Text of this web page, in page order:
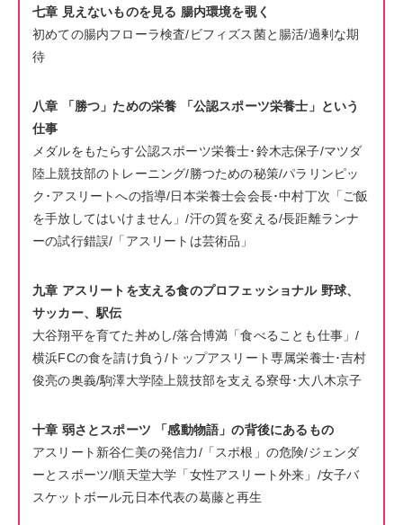
七章 見えないものを見る 腸内環境を覗く
初めての腸内フローラ検査/ビフィズス菌と腸活/過剰な期
待
八章 「勝つ」ための栄養 「公認スポーツ栄養士」という
仕事
メダルをもたらす公認スポーツ栄養士･鈴木志保子/マツダ
陸上競技部のトレーニング/勝つための秘策/パラリンピッ
ク･アスリートへの指導/日本栄養士会会長･中村丁次「ご飯
を手放してはいけません」/汗の質を変える/長距離ランナ
ーの試行錯誤/「アスリートは芸術品」
九章 アスリートを支える食のプロフェッショナル 野球、
サッカー、駅伝
大谷翔平を育てた丼めし/落合博満「食べることも仕事」/
横浜FCの食を請け負う/トップアスリート専属栄養士･吉村
俊亮の奥義/駒澤大学陸上競技部を支える寮母･大八木京子
十章 弱さとスポーツ 「感動物語」の背後にあるもの
アスリート新谷仁美の発信力/「スポ根」の危険/ジェンダ
ーとスポーツ/順天堂大学「女性アスリート外来」/女子バ
スケットボール元日本代表の葛藤と再生